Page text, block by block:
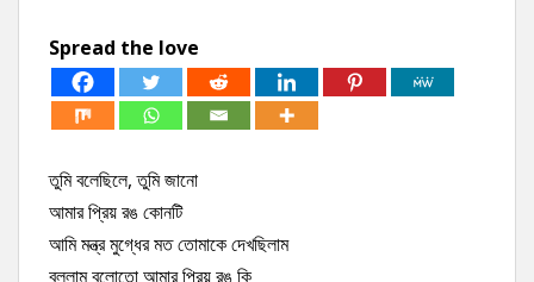
Spread the love
তুমি বলেছিলে, তুমি জানো
আমার প্রিয় রঙ কোনটি
আমি মন্ত্র মুগ্ধের মত তোমাকে দেখছিলাম
বললাম বলোতো আমার প্রিয় রঙ কি